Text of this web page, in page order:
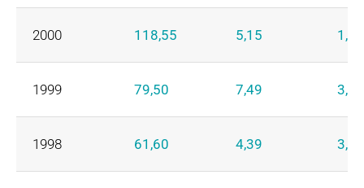
2000 118,55 5,15 1,30
1999 79,50 7,49 3,21
1998 61,60 4,39 3,18